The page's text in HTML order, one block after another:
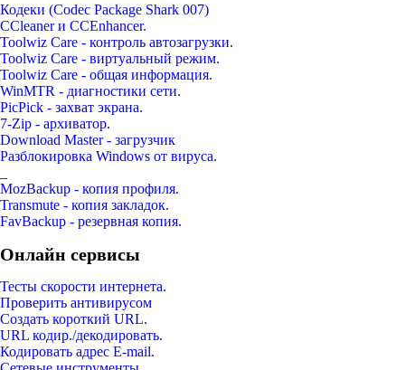
Кодеки (Codec Package Shark 007)
CCleaner и CCEnhancer.
Toolwiz Care - контроль автозагрузки.
Toolwiz Care - виртуальный режим.
Toolwiz Care - общая информация.
WinMTR - диагностики сети.
PicPick - захват экрана.
7-Zip - архиватор.
Download Master - загрузчик
Разблокировка Windows от вируса.
MozBackup - копия профиля.
Transmute - копия закладок.
FavBackup - резервная копия.
Онлайн сервисы
Тесты скорости интернета.
Проверить антивирусом
Создать короткий URL.
URL кодир./декодировать.
Кодировать адрес E-mail.